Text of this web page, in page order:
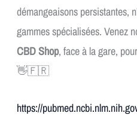
démangeaisons persistantes,
gammes spécialisées. Venez
CBD Shop, face à la gare,
👋🇫🇷
https://